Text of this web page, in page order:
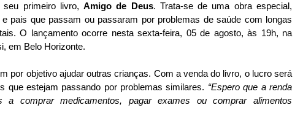
seu primeiro livro,Amigo de Deus. Trata-se de uma obra especial,
pais que passam ou passaram por problemas de saúde com longas
O lançamento ocorre nesta sexta-feira, 05 de agosto, às 19h, na
em Belo Horizonte.
por objetivo ajudar outras crianças. Com a venda do livro, o lucro será
que estejam passando por problemas similares. “Espero que a renda
a comprar medicamentos, pagar exames ou comprar alimentos